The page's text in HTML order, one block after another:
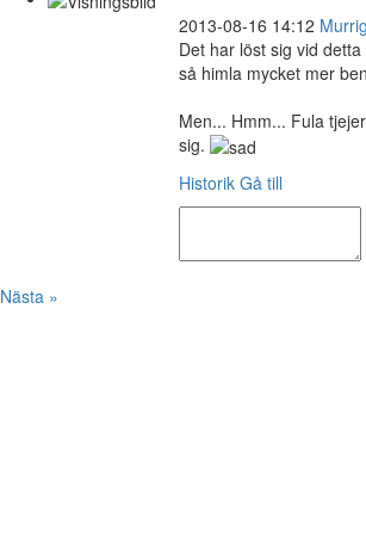
2013-08-16 14:12 Murrig
Det har löst sig vid
så himla mycket mer
Men... Hmm... Fula
sig.
Historik Gå till
Nästa »